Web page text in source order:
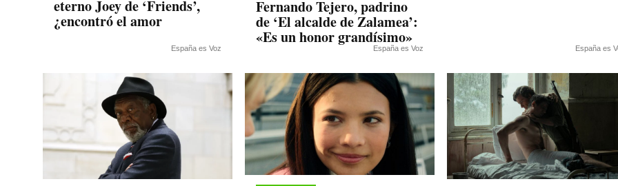
eterno Joey de ‘Friends’,
¿encontró el amor
España es Voz
Fernando Tejero, padrino
de ‘El alcalde de Zalamea’:
«Es un honor grandísimo»
España es Voz España es